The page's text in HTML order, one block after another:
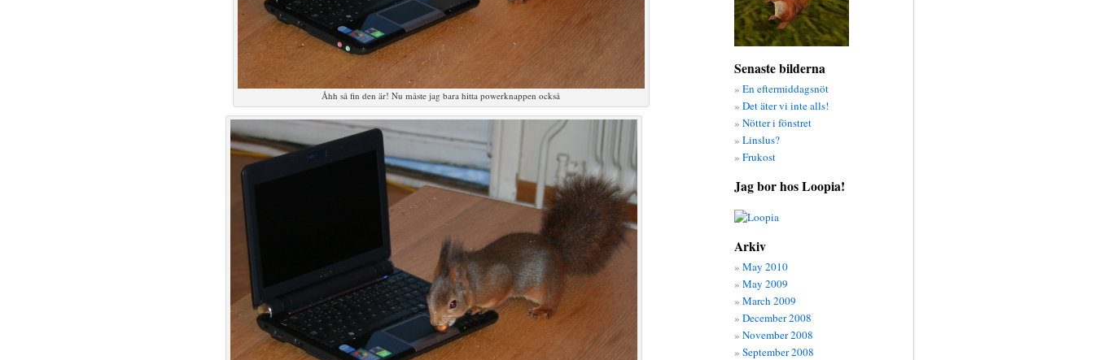
Åhh så fin den är! Nu måste jag bara hitta powerknappen också
Senaste bilderna
En eftermiddagsnöt
Det äter vi inte alls!
Nötter i fönstret
Linslus?
Frukost
Jag bor hos Loopia!
Arkiv
May 2010
May 2009
March 2009
December 2008
November 2008
September 2008